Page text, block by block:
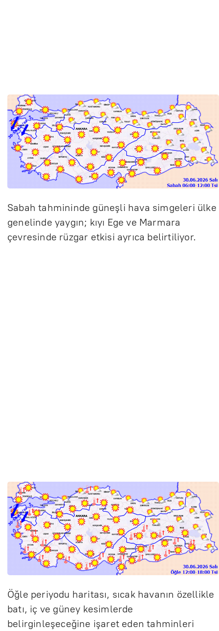
Sabah tahmininde güneşli hava simgeleri ülke
genelinde yaygın; kıyı Ege ve Marmara
çevresinde rüzgar etkisi ayrıca belirtiliyor.
Öğle periyodu haritası, sıcak havanın özellikle
batı, iç ve güney kesimlerde
belirginleşeceğine işaret eden tahminleri